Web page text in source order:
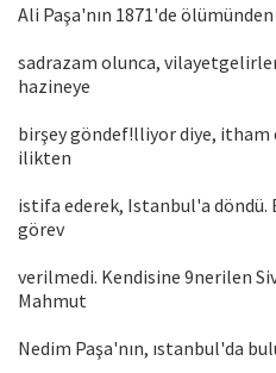
Ali Paşa'nın 1871'de
sadrazam olunca,
hazineye
birşey göndef!lliyor diye, itham
ilikten
istifa ederek, Istanbul'a döndü.
görev
verilmedi. Kendisine 9nerilen
Mahmut
Nedim Paşa'nın, ıstanbul'da